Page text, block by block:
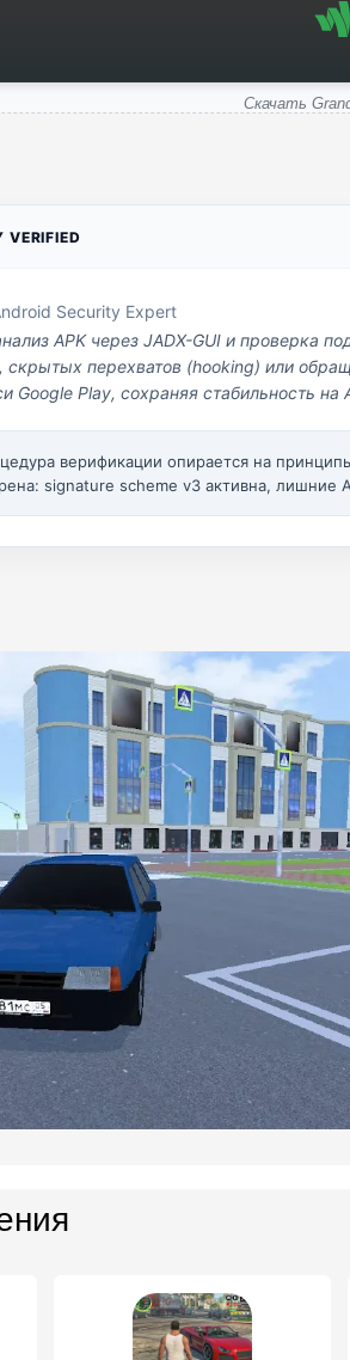
Скачать
Security Expert
APK через JADX-GUI и проверка
скрытых перехватов (hooking) или
Google Play, сохраняя стабильность на
верификации опирается на
signature scheme v3 активна, лишние